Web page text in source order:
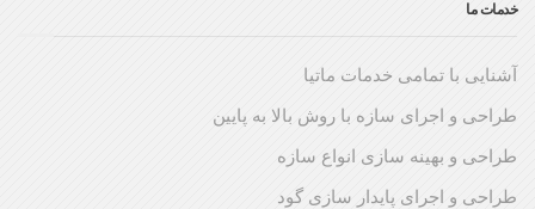
خدمات ما
آشنایی با تمامی خدمات ماتیا
طراحی و اجرای سازه با روش بالا به پایین
طراحی و بهینه سازی انواع سازه
طراحی و اجرای پایدار سازی گود